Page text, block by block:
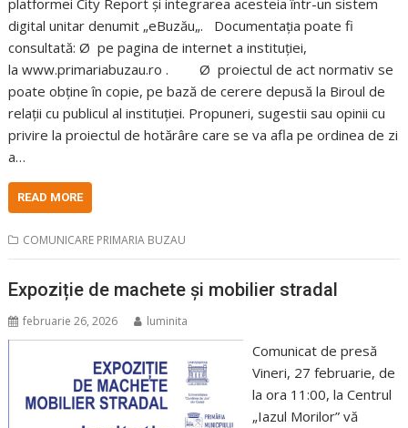
digital unitar denumit „eBuzău„. Documentația poate fi
consultată: Ø pe pagina de internet a instituţiei,
la www.primariabuzau.ro . Ø proiectul de act normativ se
poate obţine în copie, pe bază de cerere depusă la Biroul de
relaţii cu publicul al instituţiei. Propuneri, sugestii sau opinii cu
privire la proiectul de hotărâre care se va afla pe ordinea de zi
a…
READ MORE
COMUNICARE PRIMARIA BUZAU
Expoziție de machete și mobilier stradal
februarie 26, 2026 luminita
Comunicat de presă
Vineri, 27 februarie, de
la ora 11:00, la Centrul
„Iazul Morilor” vă